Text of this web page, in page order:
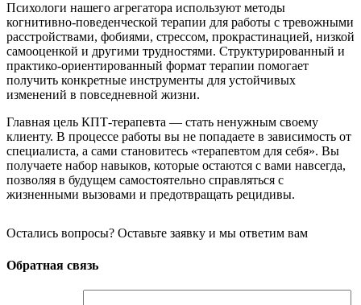
Психологи нашего агрегатора используют методы
когнитивно-поведенческой терапии для работы с тревожными
расстройствами, фобиями, стрессом, прокрастинацией, низкой
самооценкой и другими трудностями. Структурированный и
практико-ориентированный формат терапии помогает
получить конкретные инструменты для устойчивых
изменений в повседневной жизни.
Главная цель КПТ-терапевта — стать ненужным своему
клиенту. В процессе работы вы не попадаете в зависимость от
специалиста, а сами становитесь «терапевтом для себя». Вы
получаете набор навыков, которые остаются с вами навсегда,
позволяя в будущем самостоятельно справляться с
жизненными вызовами и предотвращать рецидивы.
Остались вопросы? Оставьте заявку и мы ответим вам
Обратная связь